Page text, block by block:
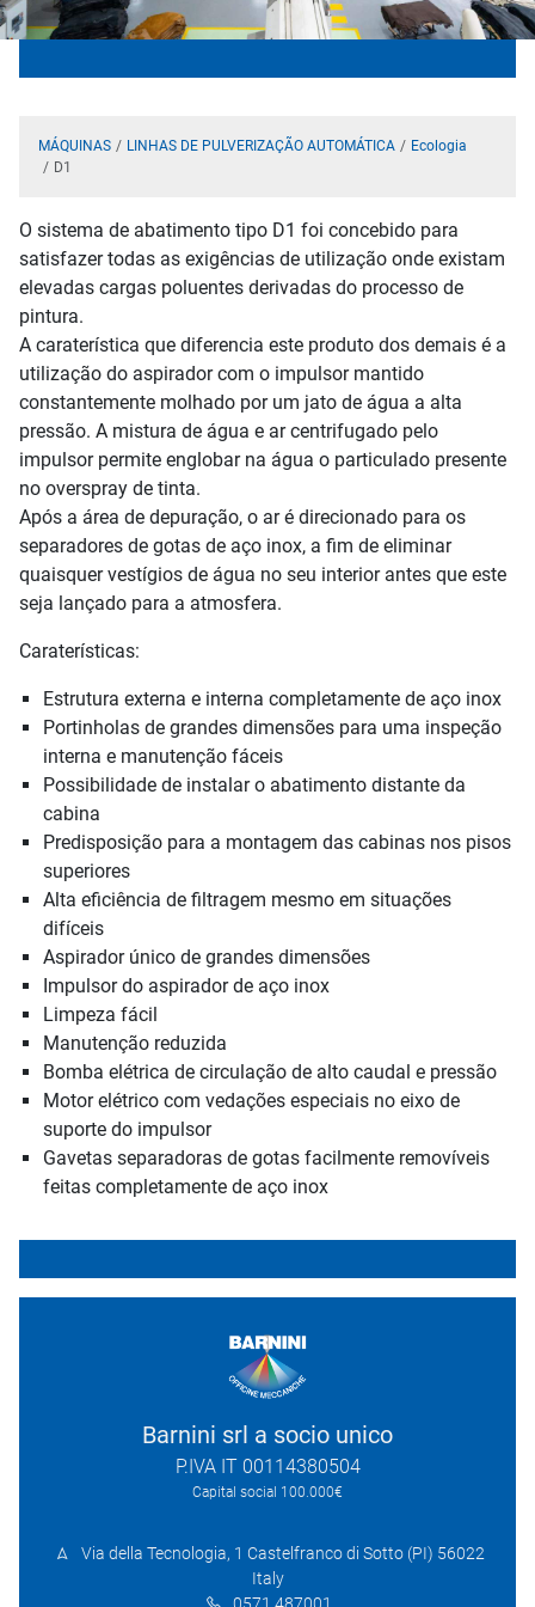
MÁQUINAS LINHAS DE PULVERIZAÇÃO AUTOMÁTICA
Ecologia
D1
O sistema de abatimento tipo D1 foi concebido para
satisfazer todas as exigências de utilização onde existam
elevadas cargas poluentes derivadas do processo de
pintura.
A caraterística que diferencia este produto dos demais é a
utilização do aspirador com o impulsor mantido
constantemente molhado por um jato de água a alta
pressão. A mistura de água e ar centrifugado pelo
impulsor permite englobar na água o particulado presente
no overspray de tinta.
Após a área de depuração, o ar é direcionado para os
separadores de gotas de aço inox, a fim de eliminar
quaisquer vestígios de água no seu interior antes que este
seja lançado para a atmosfera.
Caraterísticas:
Estrutura externa e interna completamente de aço inox
Portinholas de grandes dimensões para uma inspeção
interna e manutenção fáceis
Possibilidade de instalar o abatimento distante da
cabina
Predisposição para a montagem das cabinas nos pisos
superiores
Alta eficiência de filtragem mesmo em situações
difíceis
Aspirador único de grandes dimensões
Impulsor do aspirador de aço inox
Limpeza fácil
Manutenção reduzida
Bomba elétrica de circulação de alto caudal e pressão
Motor elétrico com vedações especiais no eixo de
suporte do impulsor
Gavetas separadoras de gotas facilmente removíveis
feitas completamente de aço inox
Barnini srl a socio unico
P.IVA IT 00114380504
Capital social 100.000€
Via della Tecnologia, 1 Castelfranco di Sotto (PI) 56022
Italy